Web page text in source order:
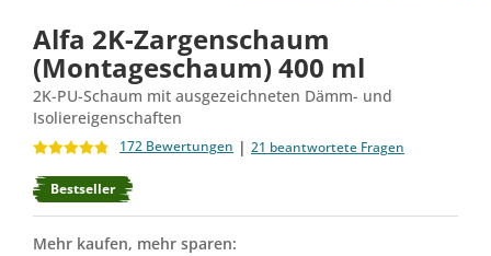
Alfa 2K-Zargenschaum
(Montageschaum) 400 ml
2K-PU-Schaum mit ausgezeichneten Dämm- und
Isoliereigenschaften
172 Bewertungen | 21 beantwortete Fragen
Bestseller
Mehr kaufen, mehr sparen: